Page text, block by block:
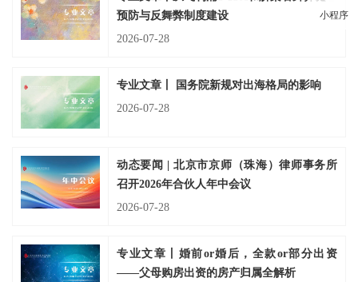
预防与反舞弊制度建设
2026-07-28
专业文章丨 国务院新规对出海格局的影响
2026-07-28
动态要闻 | 北京市京师（珠海）律师事务所
召开2026年合伙人年中会议
2026-07-28
专业文章丨婚前or婚后，全款or部分出资
——父母购房出资的房产归属全解析
小程序
回到顶部